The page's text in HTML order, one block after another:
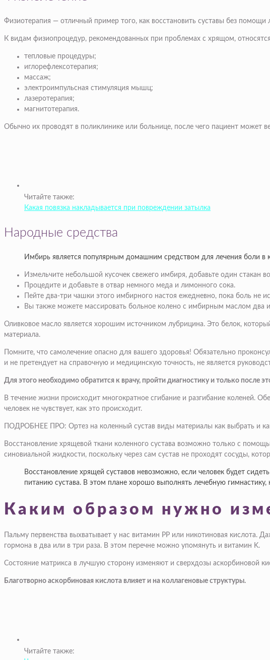
Физиотерапия — отличный пример того, как восстановить суставы без
К видам физиопроцедур, рекомендованных при проблемах с хрящом,
тепловые процедуры;
иглорефлексотерапия;
массаж;
электроимпульсная стимуляция мышц;
лазеротерапия;
магнитотерапия.
Обычно их проводят в поликлинике или больнице, после чего пациент может
Читайте также:
Какая повязка накладывается при повреждении затылка
Народные средства
Имбирь является популярным домашним средством для лечения боли в
Измельчите небольшой кусочек свежего имбиря, добавьте один стакан
Процедите и добавьте в отвар немного меда и лимонного сока.
Пейте два-три чашки этого имбирного настоя ежедневно, пока боль не
Вы также можете массировать больное колено с имбирным маслом два
Оливковое масло является хорошим источником лубрицина. Это белок,
материала.
Помните, что самолечение опасно для вашего здоровья! Обязательно
и не претендует на справочную и медицинскую точность, не является
Для этого необходимо обратится к врачу, пройти диагностику и только после
В течение жизни происходит многократное сгибание и разгибание коленей.
человек не чувствует, как это происходит.
ПОДРОБНЕЕ ПРО: Ортез на коленный сустав виды материалы как выбрать и
Восстановление хрящевой ткани коленного сустава возможно только с
синовиальной жидкости, поскольку через сам сустав не проходят сосуды,
Восстановление хрящей суставов невозможно, если человек будет
питанию сустава. В этом плане хорошо выполнять лечебную
Каким образом нужно
Пальму первенства выхватывает у нас витамин PP или никотиновая
гормона в два или в три раза. В этом перечне можно упомянуть и витамин K.
Состояние матрикса в лучшую сторону изменяют и сверхдозы аскорбиновой
Благотворно аскорбиновая кислота влияет и на коллагеновые структуры.
Читайте также: